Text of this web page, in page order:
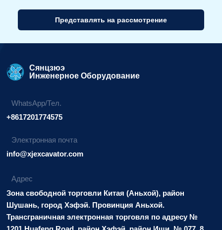
Представлять на рассмотрение
вариант:
Сянцзюэ
Инженерное Оборудование
WhatsApp/Тел.
+8617201774575
Электронная почта
info@xjexcavator.com
Адрес
Зона свободной торговли Китая (Аньхой), район
Шушань, город Хэфэй. Провинция Аньхой.
Трансграничная электронная торговля по адресу №